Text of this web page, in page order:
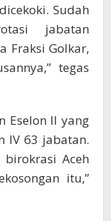
Sudah
jabatan
Fraksi Golkar,
tegas
Eselon II yang
IV 63 jabatan.
Aceh
itu,”